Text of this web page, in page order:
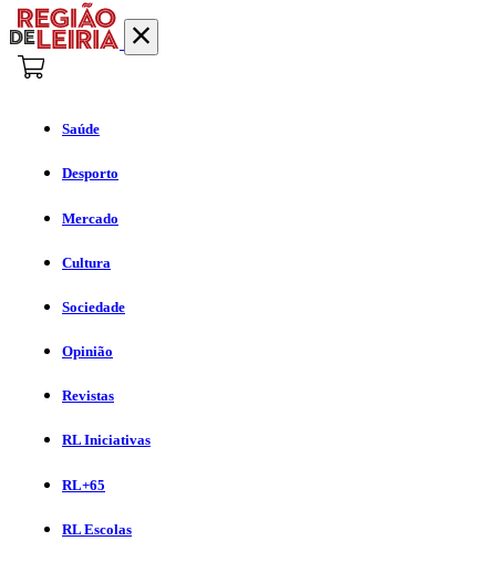
Saúde
Desporto
Mercado
Cultura
Sociedade
Opinião
Revistas
RL Iniciativas
RL+65
RL Escolas